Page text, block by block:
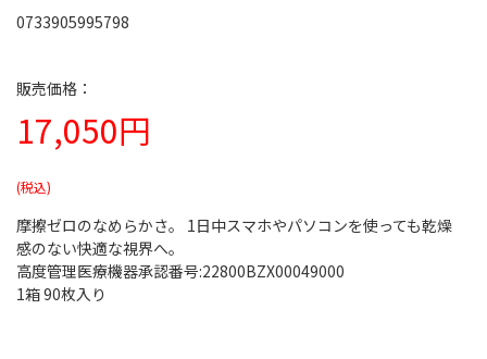
17,050円
0733905995798
摩擦ゼロのなめらかさ。 1日中スマホやパソコンを使っても乾燥
感のない快適な視界へ。
高度管理医療機器承認番号:22800BZX00049000
1箱 90枚入り